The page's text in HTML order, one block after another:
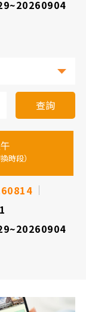
查詢
時段）